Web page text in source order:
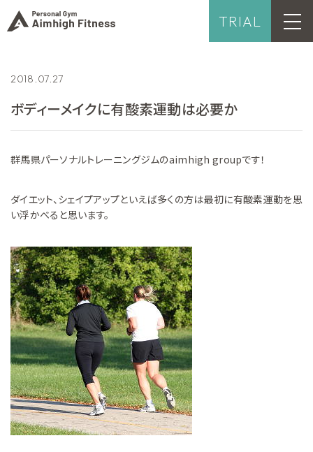
TRIAL
2018.07.27
ボディーメイクに有酸素運動は必要か
群馬県パーソナルトレーニングジムのaimhigh groupです！
ダイエット、シェイプアップといえば多くの方は最初に有酸素運動を思
い浮かべると思います。